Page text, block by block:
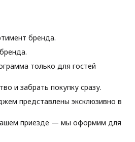
бренда.
только для гостей
и забрать покупку сразу.
представлены эксклюзивно в
приезде — мы оформим для